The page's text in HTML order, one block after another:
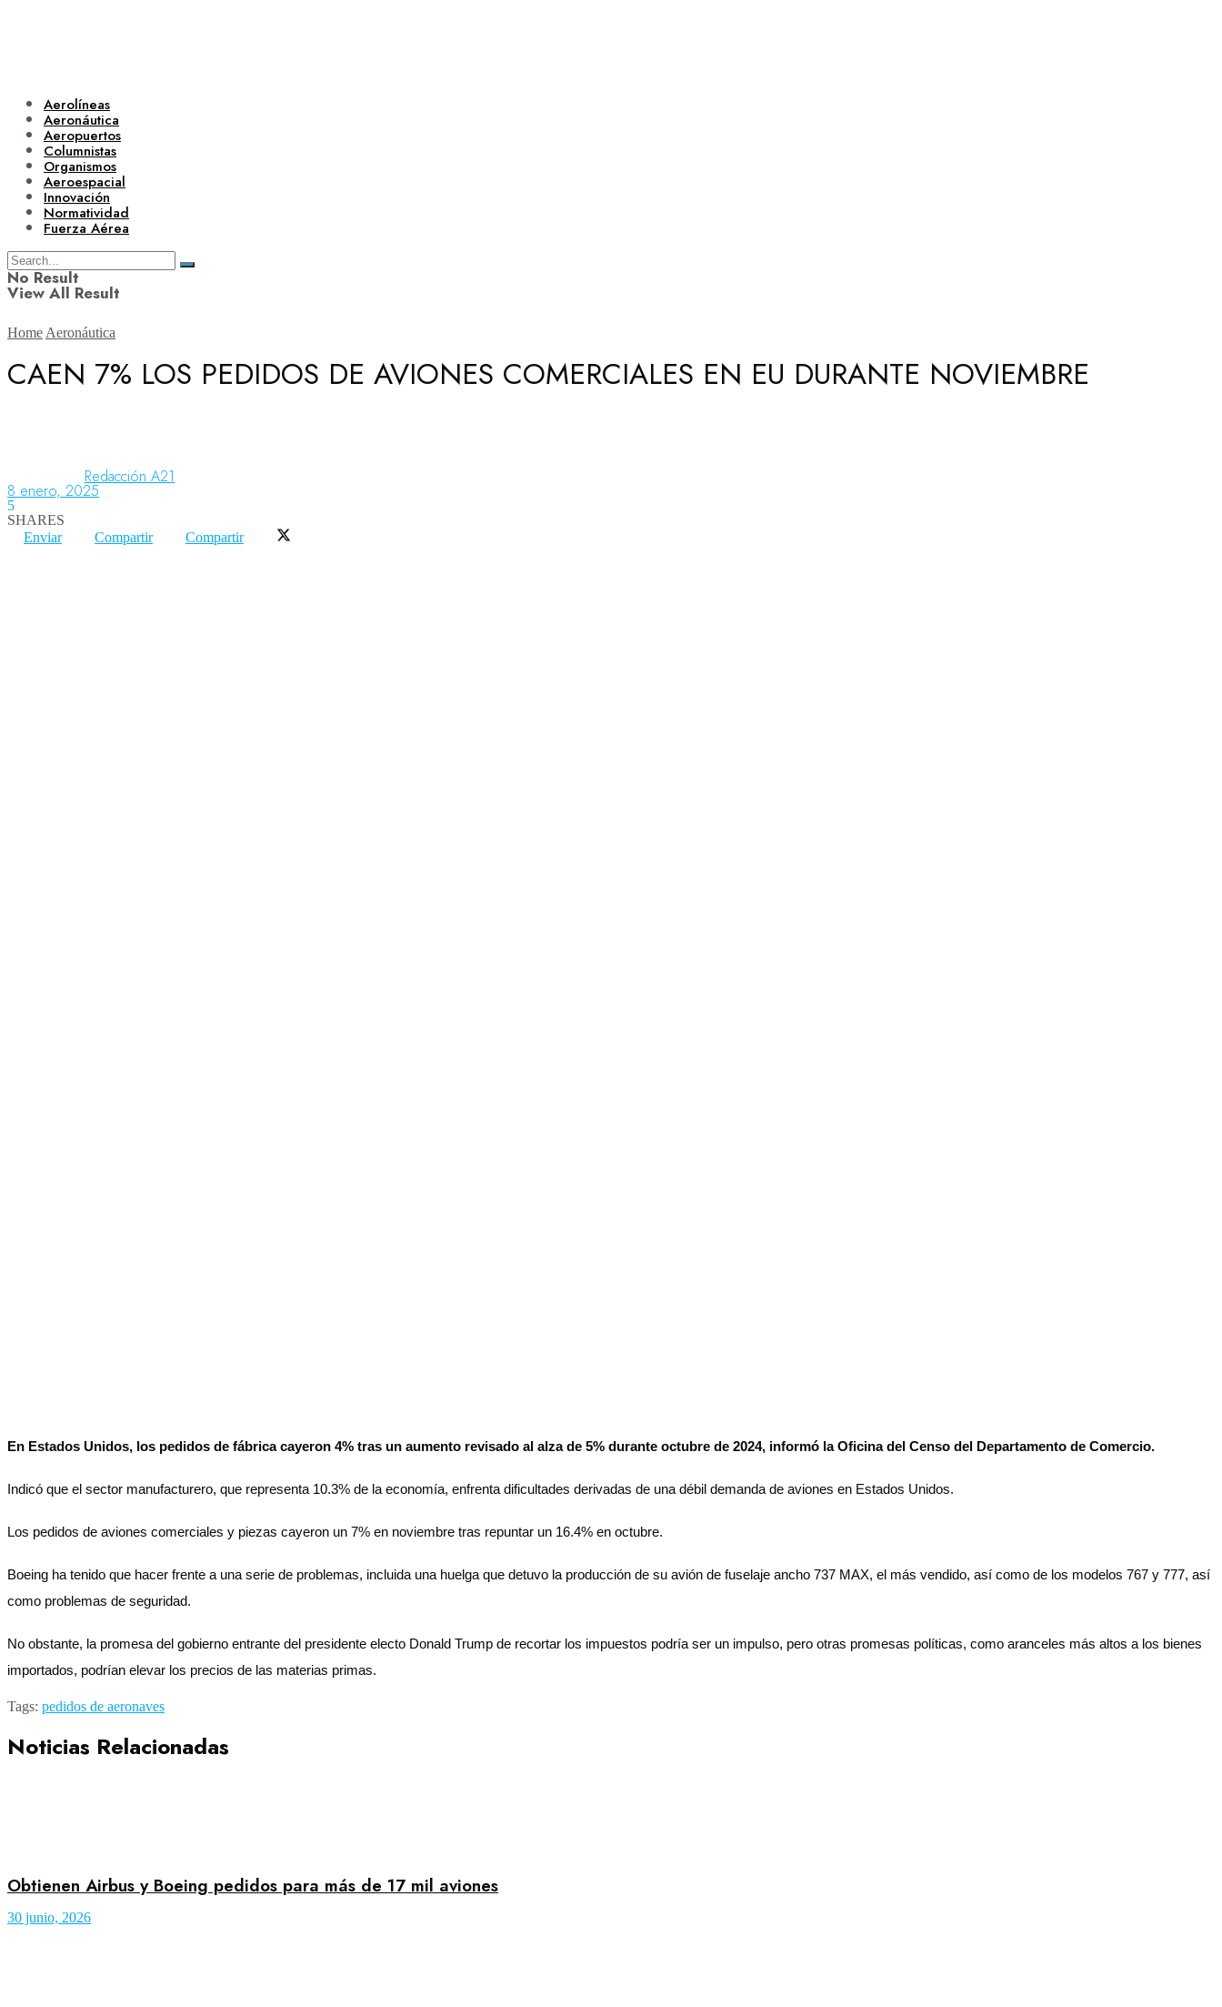
Aerolíneas
Aeronáutica
Aeropuertos
Columnistas
Organismos
Aeroespacial
Innovación
Normatividad
Fuerza Aérea
No Result
View All Result
Aeronáutica
Aeropuertos
Home Aeronáutica
CAEN 7% LOS PEDIDOS DE AVIONES COMERCIALES EN EU DURANTE NOVIEMBRE
Redacción A21
8 enero, 2025
5
SHARES
Enviar
Compartir Compartir
En Estados Unidos, los pedidos de fábrica cayeron 4% tras un aumento revisado al alza de 5% durante octubre de 2024, informó la Oficina del Censo del Departamento de Comercio.
Indicó que el sector manufacturero, que representa 10.3% de la economía, enfrenta dificultades derivadas de una débil demanda de aviones en Estados Unidos.
Los pedidos de aviones comerciales y piezas cayeron un 7% en noviembre tras repuntar un 16.4% en octubre.
Boeing ha tenido que hacer frente a una serie de problemas, incluida una huelga que detuvo la producción de su avión de fuselaje ancho 737 MAX, el más vendido, así como de los modelos 767 y 777, así
como problemas de seguridad.
No obstante, la promesa del gobierno entrante del presidente electo Donald Trump de recortar los impuestos podría ser un impulso, pero otras promesas políticas, como aranceles más altos a los bienes
importados, podrían elevar los precios de las materias primas.
Tags: pedidos de aeronaves
Noticias Relacionadas
Obtienen Airbus y Boeing pedidos para más de 17 mil aviones
30 junio, 2026